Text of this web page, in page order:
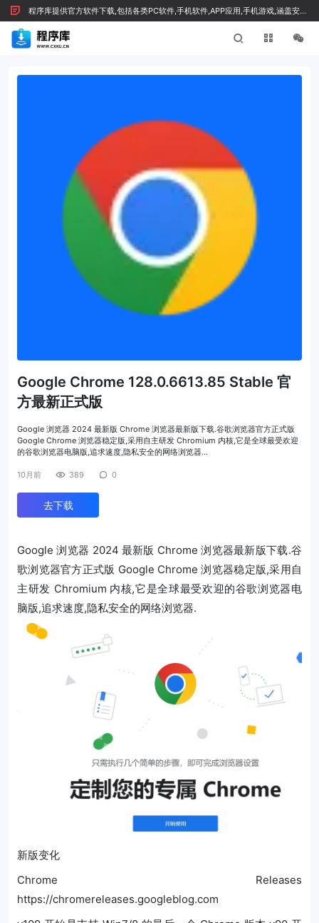
程序库提供官方软件下载,包括各类PC软件,手机软件,APP应用,手机游戏,涵盖安全
绿色软件及技术文章，按 Ctrl+D 收藏我们
Google Chrome 128.0.6613.85 Stable 官
方最新正式版
Google 浏览器 2024 最新版 Chrome 浏览器最新版下载.谷歌浏览器官方正式版
Google Chrome 浏览器稳定版,采用自主研发 Chromium 内核,它是全球最受欢迎
的谷歌浏览器电脑版,追求速度,隐私安全的网络浏览器…
10月前 389 0
去下载
Google 浏览器 2024 最新版 Chrome 浏览器最新版下载.谷
歌浏览器官方正式版 Google Chrome 浏览器稳定版,采用自
主研发 Chromium 内核,它是全球最受欢迎的谷歌浏览器电
脑版,追求速度,隐私安全的网络浏览器.
新版变化
Chrome Releases
https://chromereleases.googleblog.com